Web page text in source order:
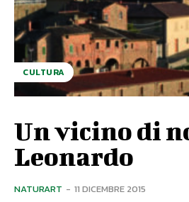
CULTURA
Un vicino di
Leonardo
NATURART - 11 DICEMBRE 2015